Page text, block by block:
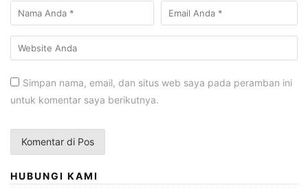
Simpan nama, email, dan situs web saya pada peramban ini
untuk komentar saya berikutnya.
HUBUNGI KAMI